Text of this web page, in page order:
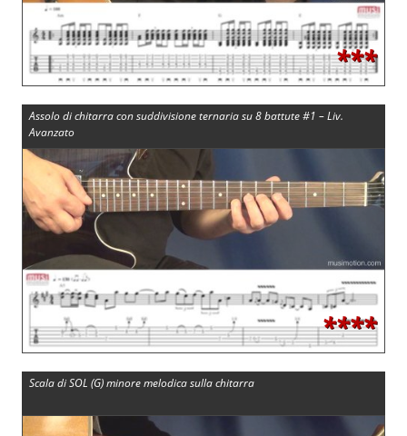
***
Assolo di chitarra con suddivisione ternaria su 8 battute #1 – Liv.
Avanzato
****
Scala di SOL (G) minore melodica sulla chitarra